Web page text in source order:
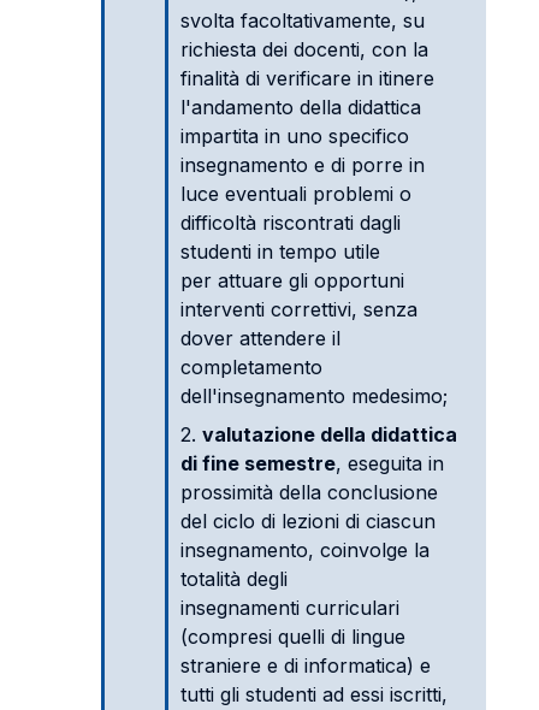
svolta facoltativamente, su
richiesta dei docenti, con la
finalità di verificare in itinere
l'andamento della didattica
impartita in uno specifico
insegnamento e di porre in
luce eventuali problemi o
difficoltà riscontrati dagli
studenti in tempo utile
per attuare gli opportuni
interventi correttivi, senza
dover attendere il
completamento
dell'insegnamento medesimo;
2. valutazione della didattica
di fine semestre, eseguita in
prossimità della conclusione
del ciclo di lezioni di ciascun
insegnamento, coinvolge la
totalità degli
insegnamenti curriculari
(compresi quelli di lingue
straniere e di informatica) e
tutti gli studenti ad essi iscritti,